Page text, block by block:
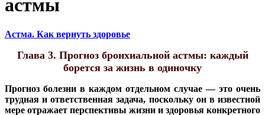
астмы
Астма. Как вернуть здоровье
Глава 3. Прогноз бронхиальной астмы: каждый
борется за жизнь в одиночку
Прогноз болезни в каждом отдельном случае — это очень
трудная и ответственная задача, поскольку он в известной
мере отражает перспективы жизни и здоровья конкретного